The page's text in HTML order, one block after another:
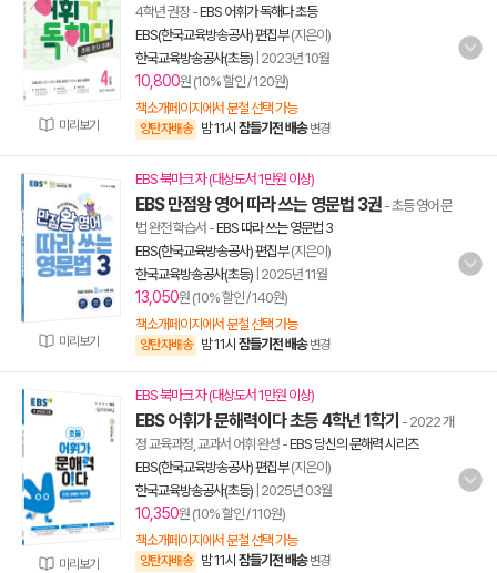
미리보기
4학년 권장-EBS 어휘가 독해다 초등
EBS(한국교육방송공사) 편집부(지은이)
한국교육방송공사(초등) 2023년 10월
10,800원 (10% 할인 / 120원)
책소개페이지에서 분철 선택 가능
양탄자배송 밤 11시 잠들기전 배송 변경
미리보기
EBS 북마크 자 (대상도서 1만원 이상)
EBS 만점왕 영어 따라 쓰는 영문법 3권 - 초등 영어 문
법 완전 학습서 -EBS 따라 쓰는 영문법 3
EBS(한국교육방송공사) 편집부(지은이)
한국교육방송공사(초등) 2025년 11월
13,050원 (10% 할인 / 140원)
책소개페이지에서 분철 선택 가능
양탄자배송 밤 11시 잠들기전 배송 변경
미리보기
EBS 북마크 자 (대상도서 1만원 이상)
EBS 어휘가 문해력이다 초등 4학년 1학기 - 2022 개
정 교육과정, 교과서 어휘 완성 -EBS 당신의 문해력 시리즈
EBS(한국교육방송공사) 편집부(지은이)
한국교육방송공사(초등) 2025년 03월
10,350원 (10% 할인 / 110원)
책소개페이지에서 분철 선택 가능
양탄자배송 밤 11시 잠들기전 배송 변경